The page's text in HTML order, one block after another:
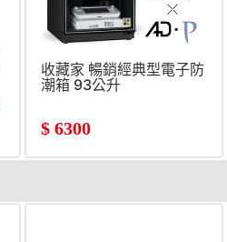
收藏家 暢銷經典型電子防
潮箱 93公升
$ 6300